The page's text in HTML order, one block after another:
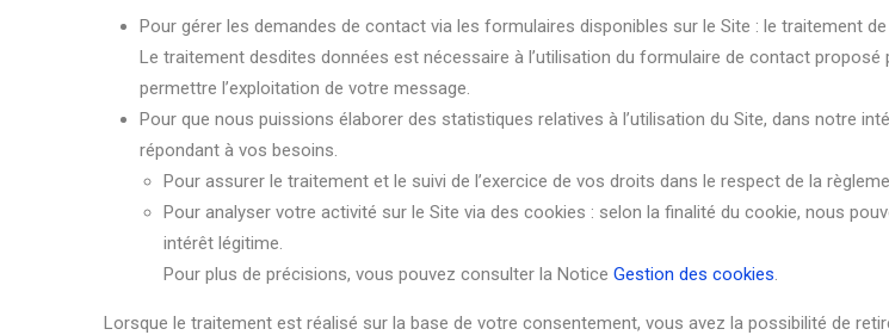
Pour gérer les demandes de contact via les formulaires disponibles sur le Site : le traitement
Le traitement desdites données est nécessaire à l’utilisation du formulaire de contact
permettre l’exploitation de votre message.
Pour que nous puissions élaborer des statistiques relatives à l’utilisation du Site, dans notre
répondant à vos besoins.
Pour assurer le traitement et le suivi de l’exercice de vos droits dans le respect de la
Pour analyser votre activité sur le Site via des cookies : selon la finalité du cookie, nous
intérêt légitime.
Pour plus de précisions, vous pouvez consulter la Notice Gestion des cookies.
Lorsque le traitement est réalisé sur la base de votre consentement, vous avez la possibilité de